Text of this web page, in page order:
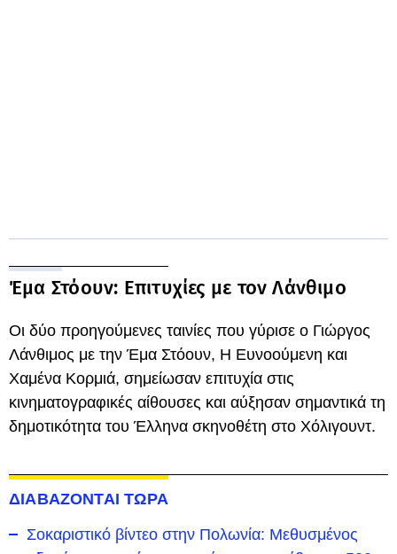
Έμα Στόουν: Επιτυχίες με τον Λάνθιμο
Οι δύο προηγούμενες ταινίες που γύρισε ο Γιώργος
Λάνθιμος με την Έμα Στόουν, Η Ευνοούμενη και
Χαμένα Κορμιά, σημείωσαν επιτυχία στις
κινηματογραφικές αίθουσες και αύξησαν σημαντικά τη
δημοτικότητα του Έλληνα σκηνοθέτη στο Χόλιγουντ.
ΔΙΑΒΑΖΟΝΤΑΙ ΤΩΡΑ
Σοκαριστικό βίντεο στην Πολωνία: Μεθυσμένος